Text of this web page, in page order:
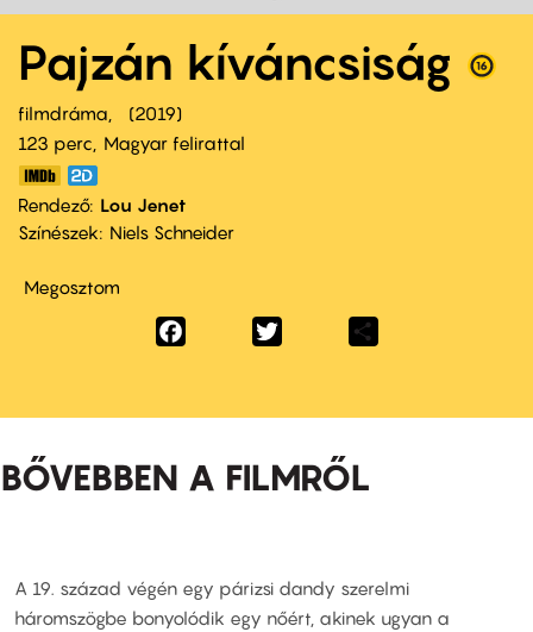
Pajzán kíváncsiság
filmdráma
2019
123 perc,
Magyar felirattal
Rendező Lou Jenet
Színészek
Niels Schneider
Megosztom
Facebook
BŐVEBBEN A FILMRŐL
A 19. század végén egy párizsi dandy szerelmi
háromszögbe bonyolódik egy nőért, akinek ugyan a